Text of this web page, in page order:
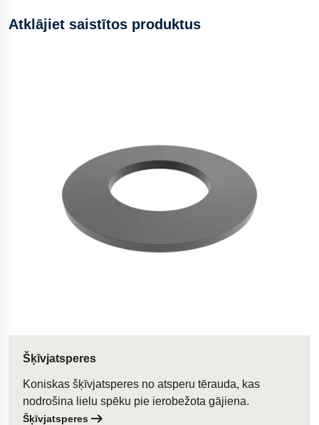
Atklājiet saistītos produktus
Šķīvjatsperes
Koniskas šķīvjatsperes no atsperu tērauda, kas
nodrošina lielu spēku pie ierobežota gājiena.
Šķīvjatsperes